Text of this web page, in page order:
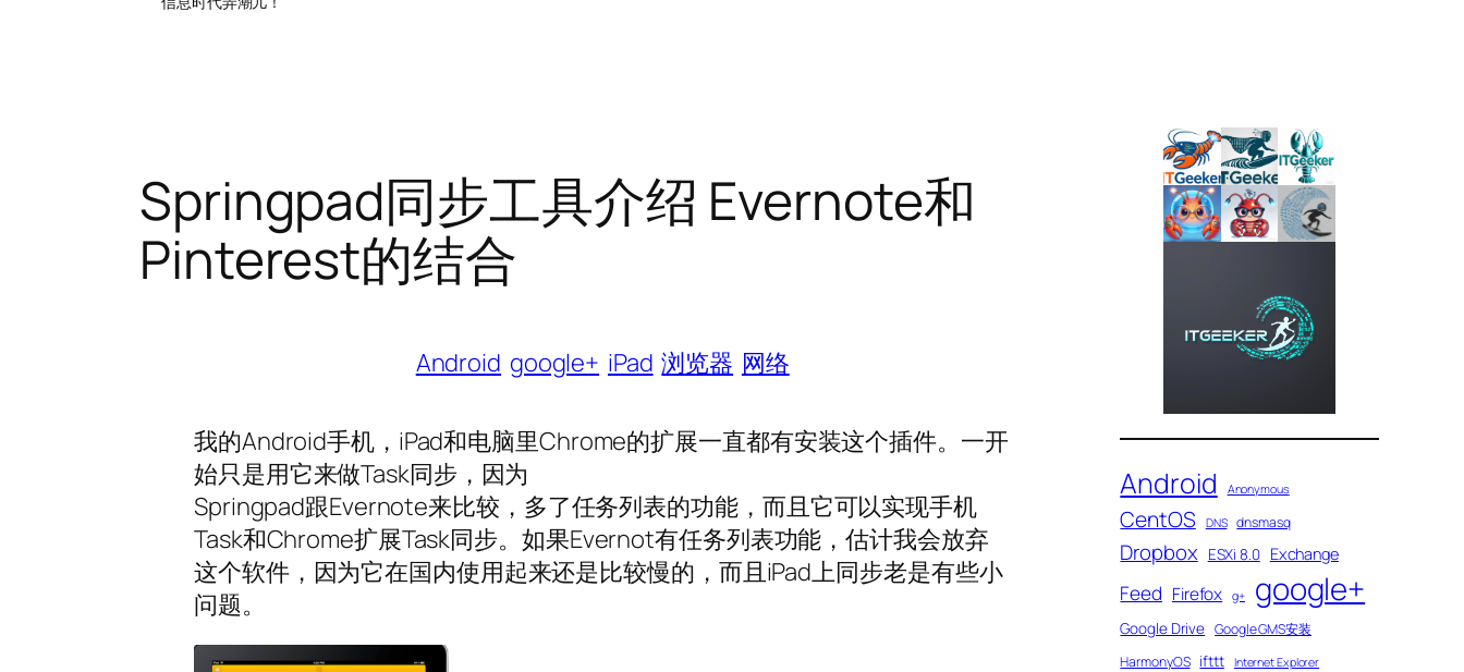
Springpad同步工具介绍 Evernote和
Pinterest的结合
Android google+ iPad 浏览器 网络
我的Android手机，iPad和电脑里Chrome的扩展一直都有安装这个插件。一开
始只是用它来做Task同步，因为
Springpad跟Evernote来比较，多了任务列表的功能，而且它可以实现手机
Task和Chrome扩展Task同步。如果Evernot有任务列表功能，估计我会放弃
这个软件，因为它在国内使用起来还是比较慢的，而且iPad上同步老是有些小
问题。
Android Anonymous
CentOS DNS dnsmasq
Dropbox ESXi 8.0 Exchange
Feed Firefox g+ google+
Google Drive Google GMS安装
HarmonyOS ifttt Internet Explorer